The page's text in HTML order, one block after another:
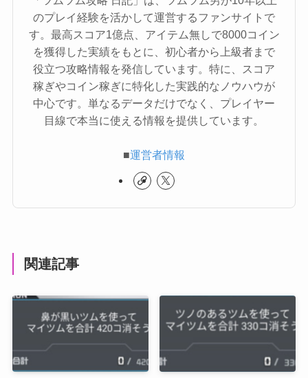
のプレイ経験を活かして運営するファンサイトで
す。最高スコア1億点、アイテム無しで8000コイン
を獲得した実績をもとに、初心者から上級者まで
役立つ攻略情報を発信しています。特に、スコア
稼ぎやコイン稼ぎに特化した実践的なノウハウが
中心です。単なるデータだけでなく、プレイヤー
目線で本当に使える情報を提供しています。
■運営者情報
関連記事